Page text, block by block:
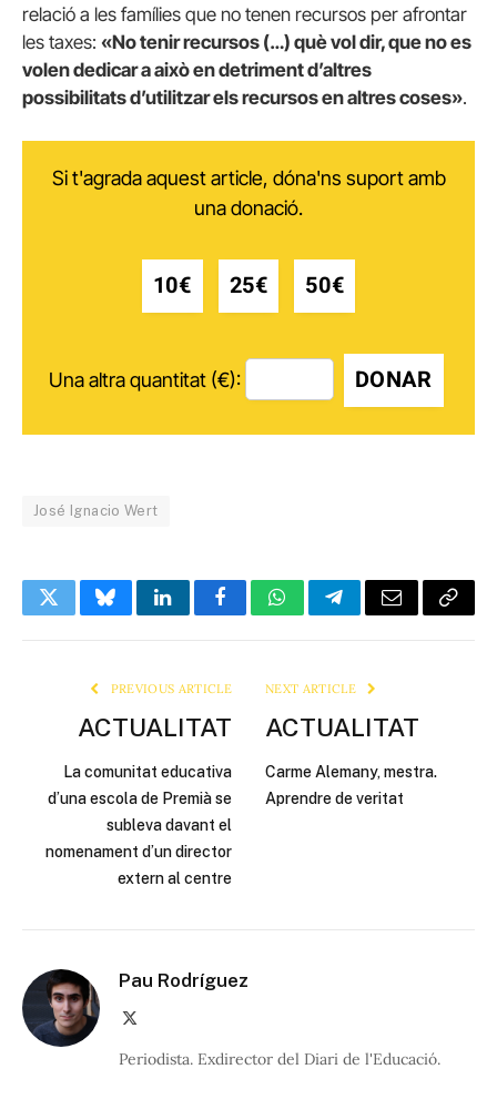
relació a les famílies que no tenen recursos per afrontar
les taxes: «No tenir recursos (…) què vol dir, que no es
volen dedicar a això en detriment d’altres
possibilitats d’utilitzar els recursos en altres coses».
Si t'agrada aquest article, dóna'ns suport amb
una donació.
10€ 25€ 50€
Una altra quantitat (€): DONAR
José Ignacio Wert
TwitterBlueskyLinkedInFacebookWhatsAppTelegramEmail Copy
PREVIOUS ARTICLE
ACTUALITAT
La comunitat educativa
d’una escola de Premià se
subleva davant el
nomenament d’un director
extern al centre
NEXT ARTICLE
ACTUALITAT
Carme Alemany, mestra.
Aprendre de veritat
Pau Rodríguez
Periodista. Exdirector del Diari de l'Educació.